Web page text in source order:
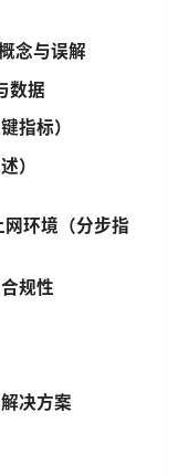
念与误解
数据
指标）
）
环境（分步指
规性
决方案